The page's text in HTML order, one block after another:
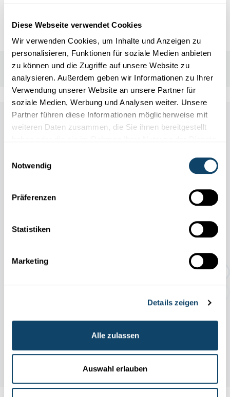
Diese Webseite verwendet Cookies
Wir verwenden Cookies, um Inhalte und Anzeigen zu
personalisieren, Funktionen für soziale Medien anbieten
zu können und die Zugriffe auf unsere Website zu
analysieren. Außerdem geben wir Informationen zu Ihrer
Verwendung unserer Website an unsere Partner für
soziale Medien, Werbung und Analysen weiter. Unsere
Partner führen diese Informationen möglicherweise mit
weiteren Daten zusammen, die Sie ihnen bereitgestellt
Notwendig
Präferenzen
Statistiken
Marketing
Details zeigen
Alle zulassen
Auswahl erlauben
Other scientific events
Geschichten rund um den Abf...